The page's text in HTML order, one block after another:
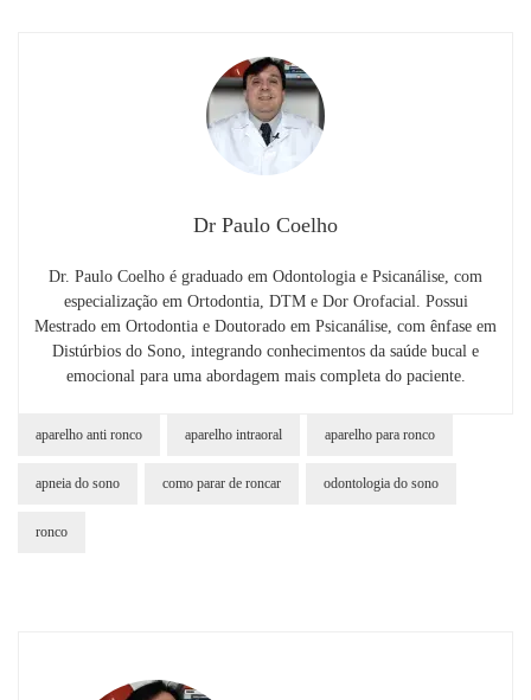
Dr Paulo Coelho
Dr. Paulo Coelho é graduado em Odontologia e Psicanálise, com
especialização em Ortodontia, DTM e Dor Orofacial. Possui
Mestrado em Ortodontia e Doutorado em Psicanálise, com ênfase em
Distúrbios do Sono, integrando conhecimentos da saúde bucal e
emocional para uma abordagem mais completa do paciente.
aparelho anti ronco aparelho intraoral aparelho para ronco
apneia do sono como parar de roncar odontologia do sono
ronco